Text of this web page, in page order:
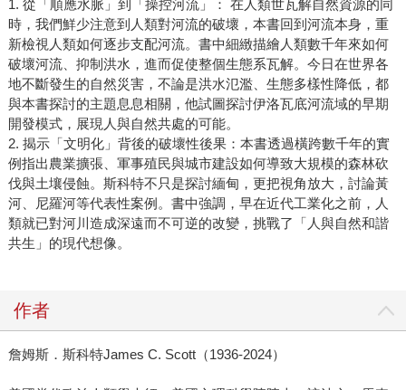
1. 從「順應水脈」到「操控河流」： 在人類世瓦解自然資源的同
時，我們鮮少注意到人類對河流的破壞，本書回到河流本身，重
新檢視人類如何逐步支配河流。書中細緻描繪人類數千年來如何
破壞河流、抑制洪水，進而促使整個生態系瓦解。今日在世界各
地不斷發生的自然災害，不論是洪水氾濫、生態多樣性降低，都
與本書探討的主題息息相關，他試圖探討伊洛瓦底河流域的早期
開發模式，展現人與自然共處的可能。
2. 揭示「文明化」背後的破壞性後果：本書透過橫跨數千年的實
例指出農業擴張、軍事殖民與城市建設如何導致大規模的森林砍
伐與土壤侵蝕。斯科特不只是探討緬甸，更把視角放大，討論黃
河、尼羅河等代表性案例。書中強調，早在近代工業化之前，人
類就已對河川造成深遠而不可逆的改變，挑戰了「人與自然和諧
共生」的現代想像。
作者
詹姆斯．斯科特James C. Scott（1936-2024）